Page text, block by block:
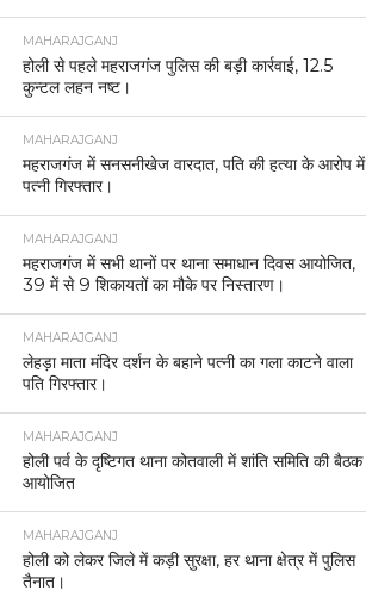
MAHARAJGANJ
होली से पहले महराजगंज पुलिस की बड़ी कार्रवाई, 12.5
कुन्टल लहन नष्ट।
MAHARAJGANJ
महराजगंज में सनसनीखेज वारदात, पति की हत्या के आरोप में
पत्नी गिरफ्तार।
MAHARAJGANJ
महराजगंज में सभी थानों पर थाना समाधान दिवस आयोजित,
39 में से 9 शिकायतों का मौके पर निस्तारण।
MAHARAJGANJ
लेहड़ा माता मंदिर दर्शन के बहाने पत्नी का गला काटने वाला
पति गिरफ्तार।
MAHARAJGANJ
होली पर्व के दृष्टिगत थाना कोतवाली में शांति समिति की बैठक
आयोजित
MAHARAJGANJ
होली को लेकर जिले में कड़ी सुरक्षा, हर थाना क्षेत्र में पुलिस
तैनात।